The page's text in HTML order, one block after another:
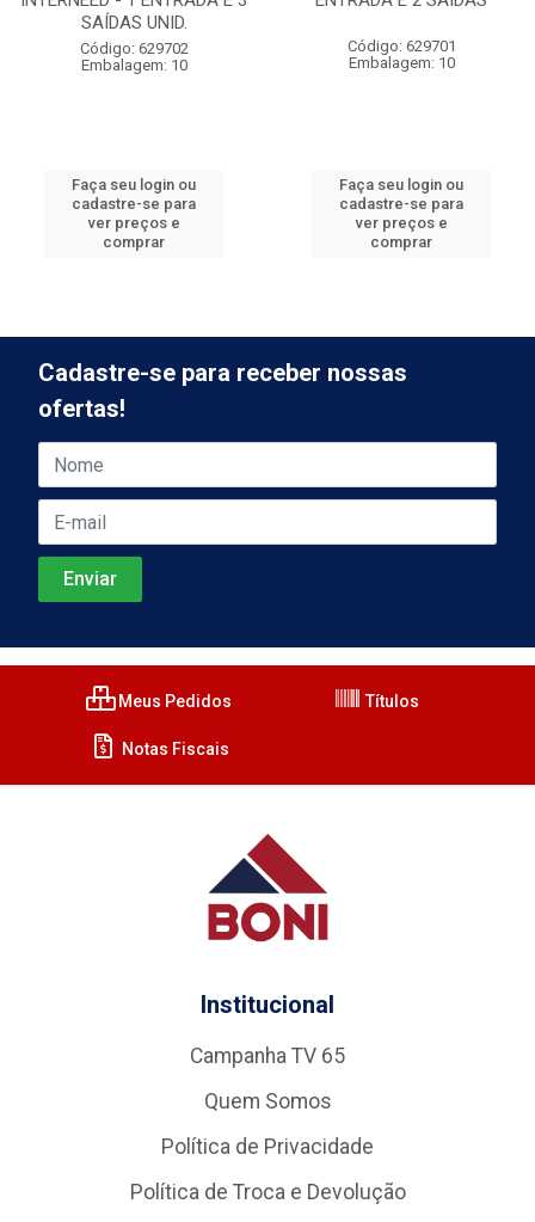
SAÍDAS UNID.
Código: 629702
Embalagem: 10
Faça seu login ou
cadastre-se para
ver preços e
comprar
Código: 629701
Embalagem: 10
Faça seu login ou
cadastre-se para
ver preços e
comprar
Cadastre-se para receber nossas
ofertas!
Meus Pedidos Títulos
Notas Fiscais
Institucional
Campanha TV 65
Quem Somos
Política de Privacidade
Política de Troca e Devolução